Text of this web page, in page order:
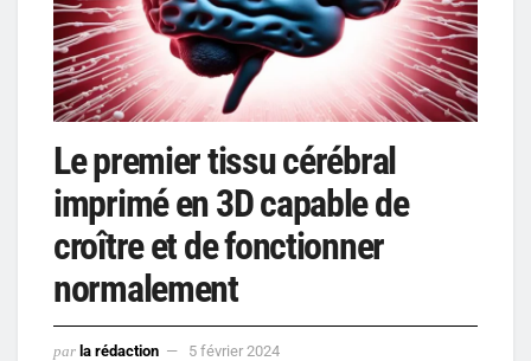
Le premier tissu cérébral
imprimé en 3D capable de
croître et de fonctionner
normalement
par la rédaction 5 février 2024